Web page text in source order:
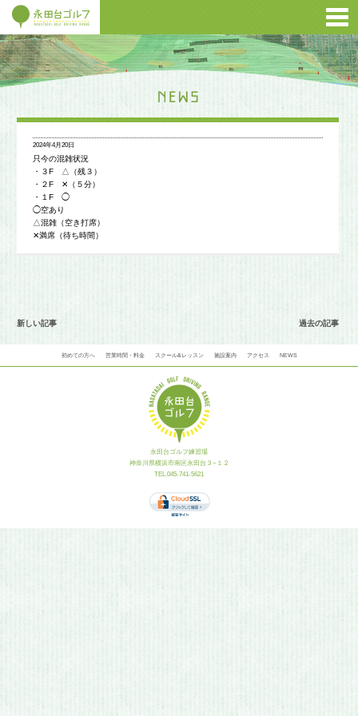
2024年4月20日
只今の混雑状況
・３F △（残３）
・２F ✕（５分）
・１F ◯
◯空あり
△混雑（空き打席）
✕満席（待ち時間）
新しい記事 過去の記事
初めての方へ 営業時間・料金 スクール&レッスン 施設案内 アクセス NEWS
永田台ゴルフ練習場
神奈川県横浜市南区永田台３−１２
TEL.045-741-5621